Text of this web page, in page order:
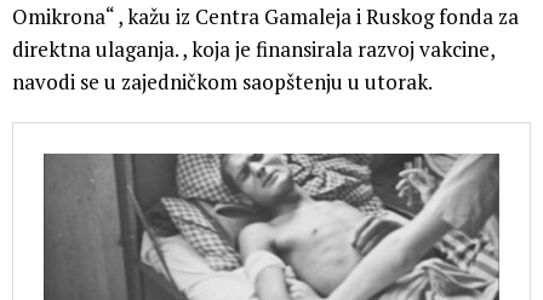
Omikrona“ , kažu iz Centra Gamaleja i Ruskog fonda za
direktna ulaganja. , koja je finansirala razvoj vakcine,
navodi se u zajedničkom saopštenju u utorak.